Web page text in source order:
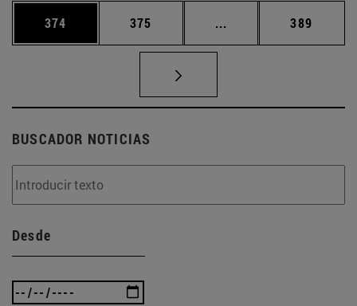
Página
374 Página
375 ... Páginas intermedias
Página
389
BUSCADOR NOTICIAS
Desde